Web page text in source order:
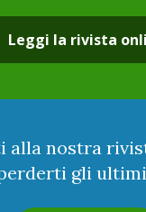
Leggi la rivista
alla nostra
gli